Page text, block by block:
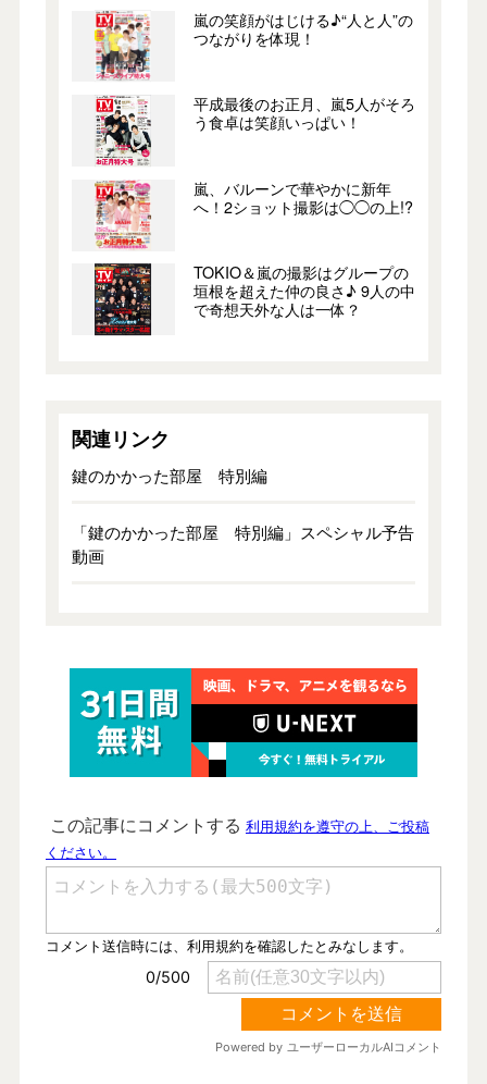
嵐の笑顔がはじける♪“人と人”の
つながりを体現！
平成最後のお正月、嵐5人がそろ
う食卓は笑顔いっぱい！
嵐、バルーンで華やかに新年
へ！2ショット撮影は◯◯の上!?
TOKIO＆嵐の撮影はグループの
垣根を超えた仲の良さ♪ 9人の中
で奇想天外な人は一体？
関連リンク
鍵のかかった部屋 特別編
「鍵のかかった部屋 特別編」スペシャル予告
動画